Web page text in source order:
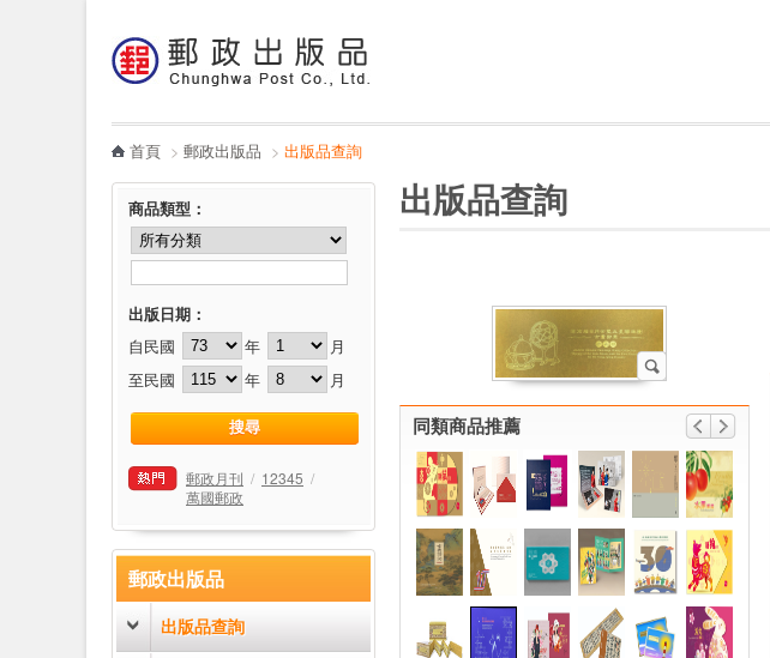
哪裡買
首頁 > 郵政出版品 > 出版品查詢
商品類型 ：
出版日期：
自民國 年
月
至民國
年 月
郵政月刊 / 12345 /
萬國郵政
郵政出版品
出版品查詢
出版品查詢
同類商品推薦